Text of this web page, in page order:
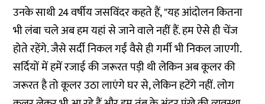
उनके साथी 24 वर्षीय जसविंदर कहते हैं, "यह आंदोलन कितना
भी लंबा चले अब हम यहां से जाने वाले नहीं हैं. हम ऐसे ही चेंज
होते रहेंगे. जैसे सर्दी निकल गईं वैसे ही गर्मी भी निकल जाएगी.
सर्दियों में हमें रजाई की जरूरत पड़ी थी लेकिन अब कूलर की
जरूरत है तो कूलर उठा लाएंगे घर से, लेकिन हटेंगे नहीं. लोग